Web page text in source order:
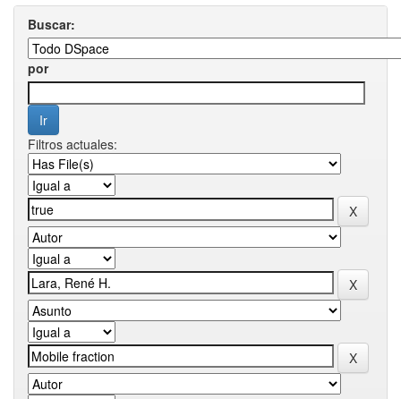
Buscar:
por
Filtros actuales: